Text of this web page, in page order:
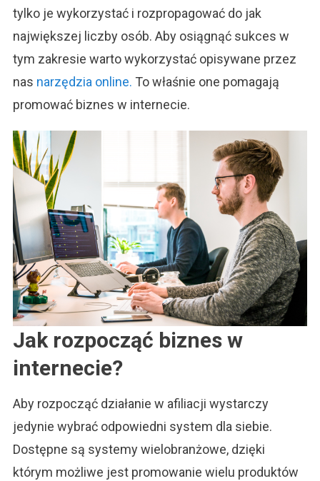
tylko je wykorzystać i rozpropagować do jak
największej liczby osób. Aby osiągnąć sukces w
tym zakresie warto wykorzystać opisywane przez
nas narzędzia online. To właśnie one pomagają
promować biznes w internecie.
Jak rozpocząć biznes w
internecie?
Aby rozpocząć działanie w afiliacji wystarczy
jedynie wybrać odpowiedni system dla siebie.
Dostępne są systemy wielobranżowe, dzięki
którym możliwe jest promowanie wielu produktów